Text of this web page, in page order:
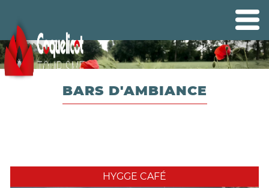
BARS D'AMBIANCE
HYGGE CAFÉ